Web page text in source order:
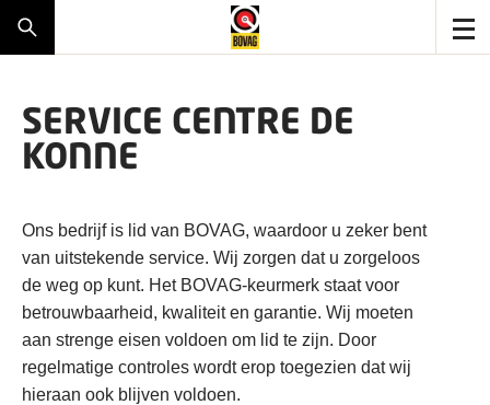
SERVICE CENTRE DE
KONNE
Ons bedrijf is lid van BOVAG, waardoor u zeker bent
van uitstekende service. Wij zorgen dat u zorgeloos
de weg op kunt. Het BOVAG-keurmerk staat voor
betrouwbaarheid, kwaliteit en garantie. Wij moeten
aan strenge eisen voldoen om lid te zijn. Door
regelmatige controles wordt erop toegezien dat wij
hieraan ook blijven voldoen.